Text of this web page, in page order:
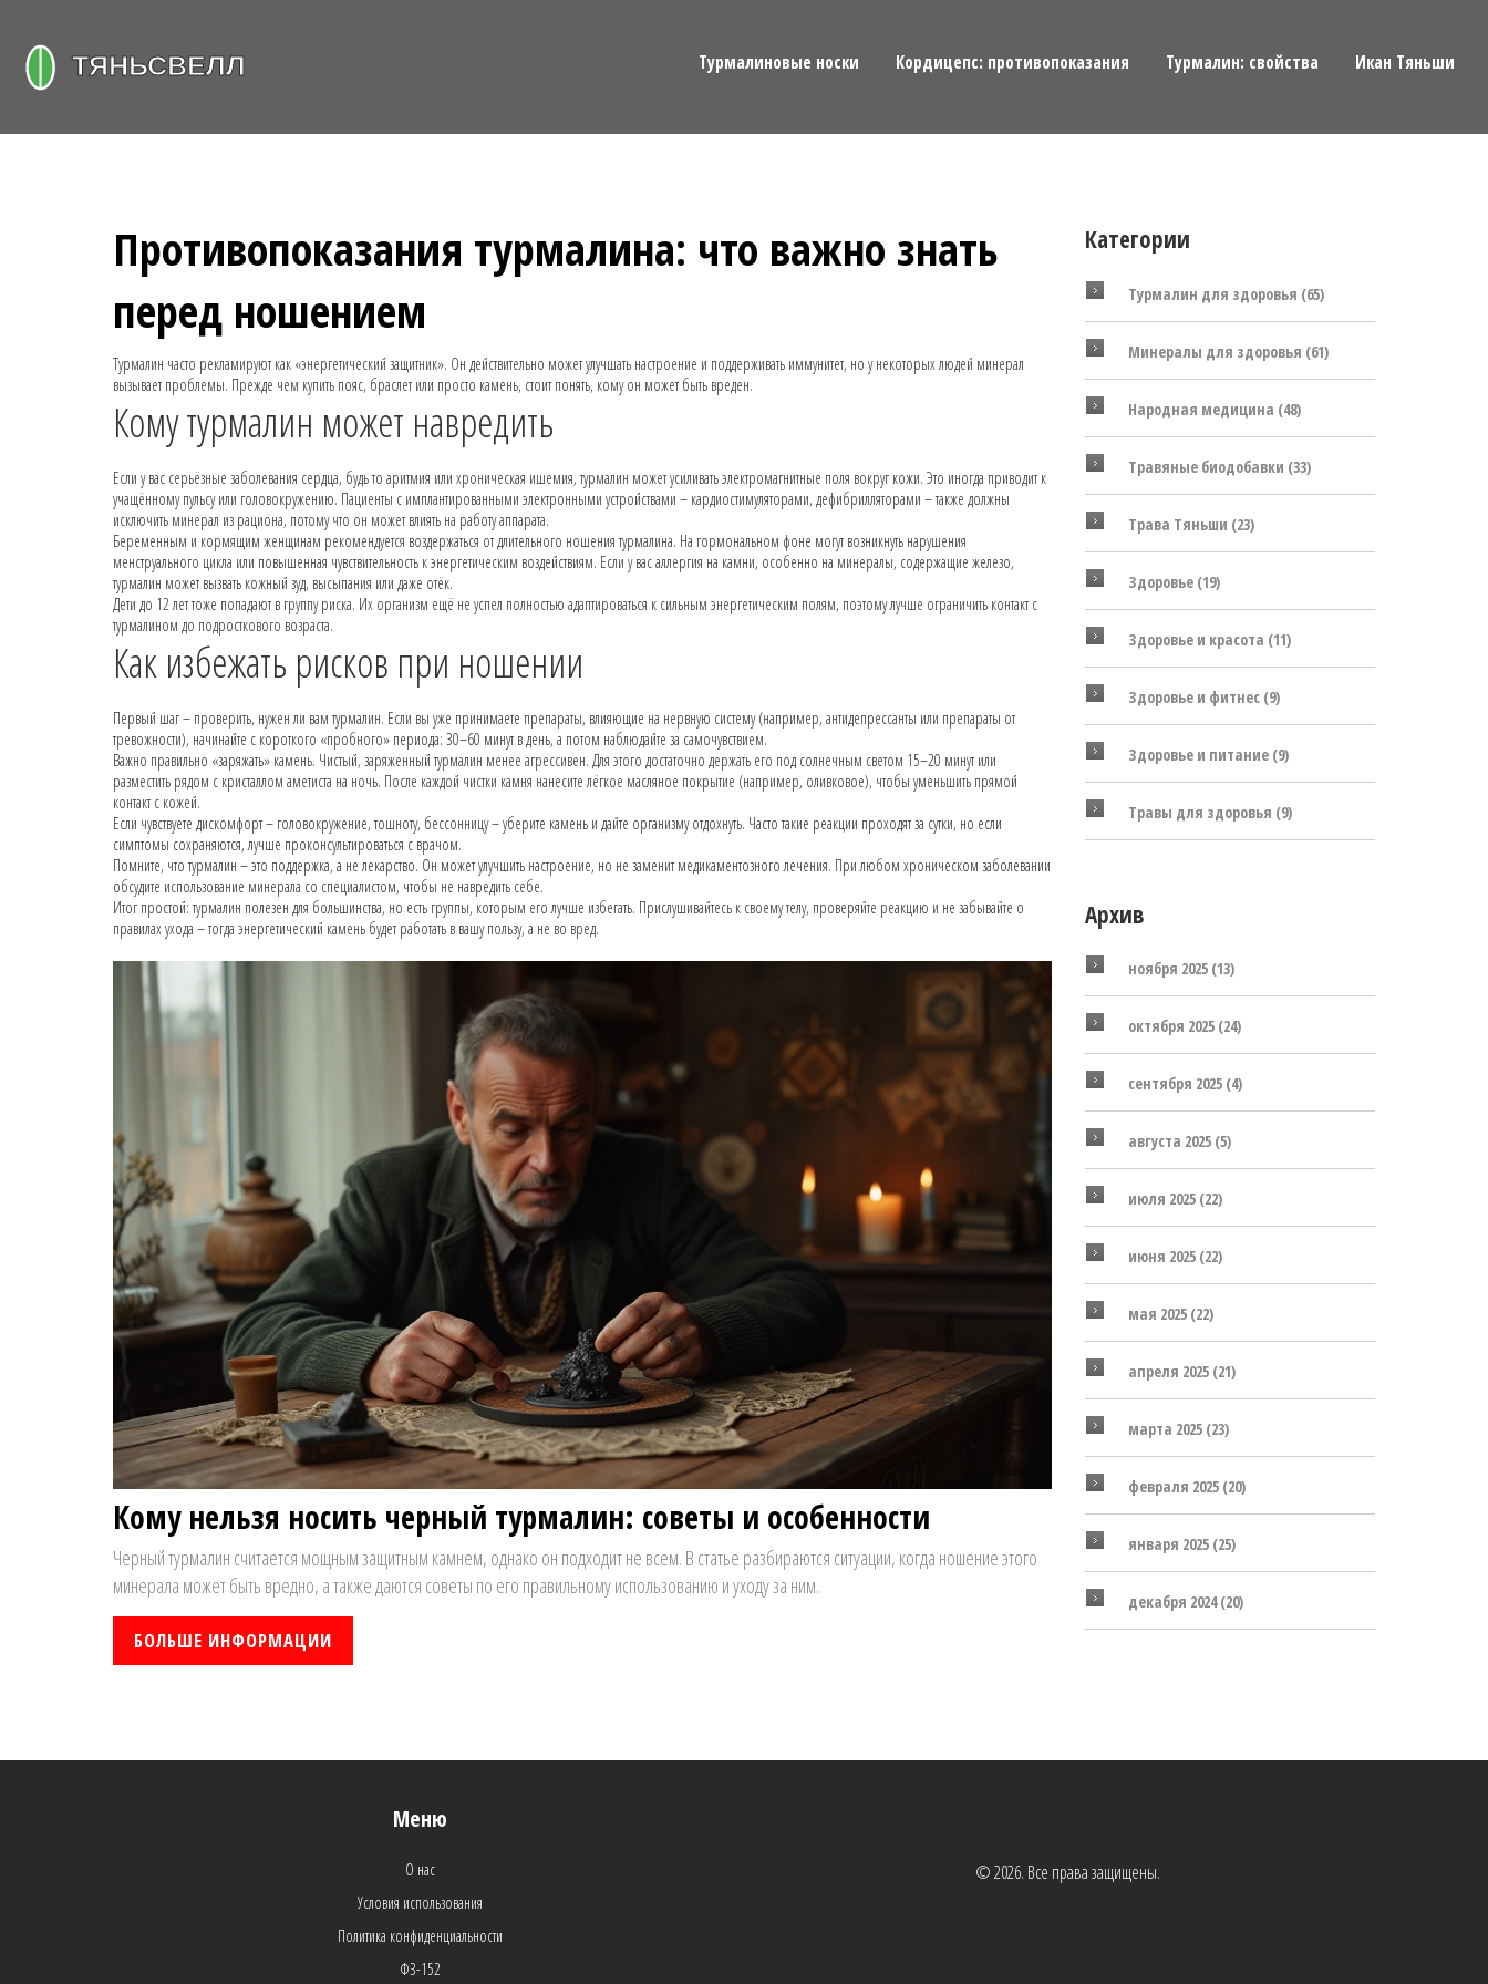
Турмалиновые носки Кордицепс: противопоказания Турмалин: свойства Икан Тяньши
Противопоказания турмалина: что важно знать
перед ношением
Турмалин часто рекламируют как «энергетический защитник». Он действительно может улучшать настроение и поддерживать иммунитет, но у некоторых людей минерал
вызывает проблемы. Прежде чем купить пояс, браслет или просто камень, стоит понять, кому он может быть вреден.
Кому турмалин может навредить
Если у вас серьёзные заболевания сердца, будь то аритмия или хроническая ишемия, турмалин может усиливать электромагнитные поля вокруг кожи. Это иногда приводит к
учащённому пульсу или головокружению. Пациенты с имплантированными электронными устройствами – кардиостимуляторами, дефибрилляторами – также должны
исключить минерал из рациона, потому что он может влиять на работу аппарата.
Беременным и кормящим женщинам рекомендуется воздержаться от длительного ношения турмалина. На гормональном фоне могут возникнуть нарушения
менструального цикла или повышенная чувствительность к энергетическим воздействиям. Если у вас аллергия на камни, особенно на минералы, содержащие железо,
турмалин может вызвать кожный зуд, высыпания или даже отёк.
Дети до 12 лет тоже попадают в группу риска. Их организм ещё не успел полностью адаптироваться к сильным энергетическим полям, поэтому лучше ограничить контакт с
турмалином до подросткового возраста.
Как избежать рисков при ношении
Первый шаг – проверить, нужен ли вам турмалин. Если вы уже принимаете препараты, влияющие на нервную систему (например, антидепрессанты или препараты от
тревожности), начинайте с короткого «пробного» периода: 30–60 минут в день, а потом наблюдайте за самочувствием.
Важно правильно «заряжать» камень. Чистый, заряженный турмалин менее агрессивен. Для этого достаточно держать его под солнечным светом 15–20 минут или
разместить рядом с кристаллом аметиста на ночь. После каждой чистки камня нанесите лёгкое масляное покрытие (например, оливковое), чтобы уменьшить прямой
контакт с кожей.
Если чувствуете дискомфорт – головокружение, тошноту, бессонницу – уберите камень и дайте организму отдохнуть. Часто такие реакции проходят за сутки, но если
симптомы сохраняются, лучше проконсультироваться с врачом.
Помните, что турмалин – это поддержка, а не лекарство. Он может улучшить настроение, но не заменит медикаментозного лечения. При любом хроническом заболевании
обсудите использование минерала со специалистом, чтобы не навредить себе.
Итог простой: турмалин полезен для большинства, но есть группы, которым его лучше избегать. Прислушивайтесь к своему телу, проверяйте реакцию и не забывайте о
правилах ухода – тогда энергетический камень будет работать в вашу пользу, а не во вред.
Кому нельзя носить черный турмалин: советы и особенности
Черный турмалин считается мощным защитным камнем, однако он подходит не всем. В статье разбираются ситуации, когда ношение этого
минерала может быть вредно, а также даются советы по его правильному использованию и уходу за ним.
БОЛЬШЕ ИНФОРМАЦИИ
Категории
Турмалин для здоровья (65)
Минералы для здоровья (61)
Народная медицина (48)
Травяные биодобавки (33)
Трава Тяньши (23)
Здоровье (19)
Здоровье и красота (11)
Здоровье и фитнес (9)
Здоровье и питание (9)
Травы для здоровья (9)
Архив
ноября 2025 (13)
октября 2025 (24)
сентября 2025 (4)
августа 2025 (5)
июля 2025 (22)
июня 2025 (22)
мая 2025 (22)
апреля 2025 (21)
марта 2025 (23)
февраля 2025 (20)
января 2025 (25)
декабря 2024(20)
Меню
О нас
Условия использования
Политика конфиденциальности
ФЗ-152
© 2026. Все права защищены.